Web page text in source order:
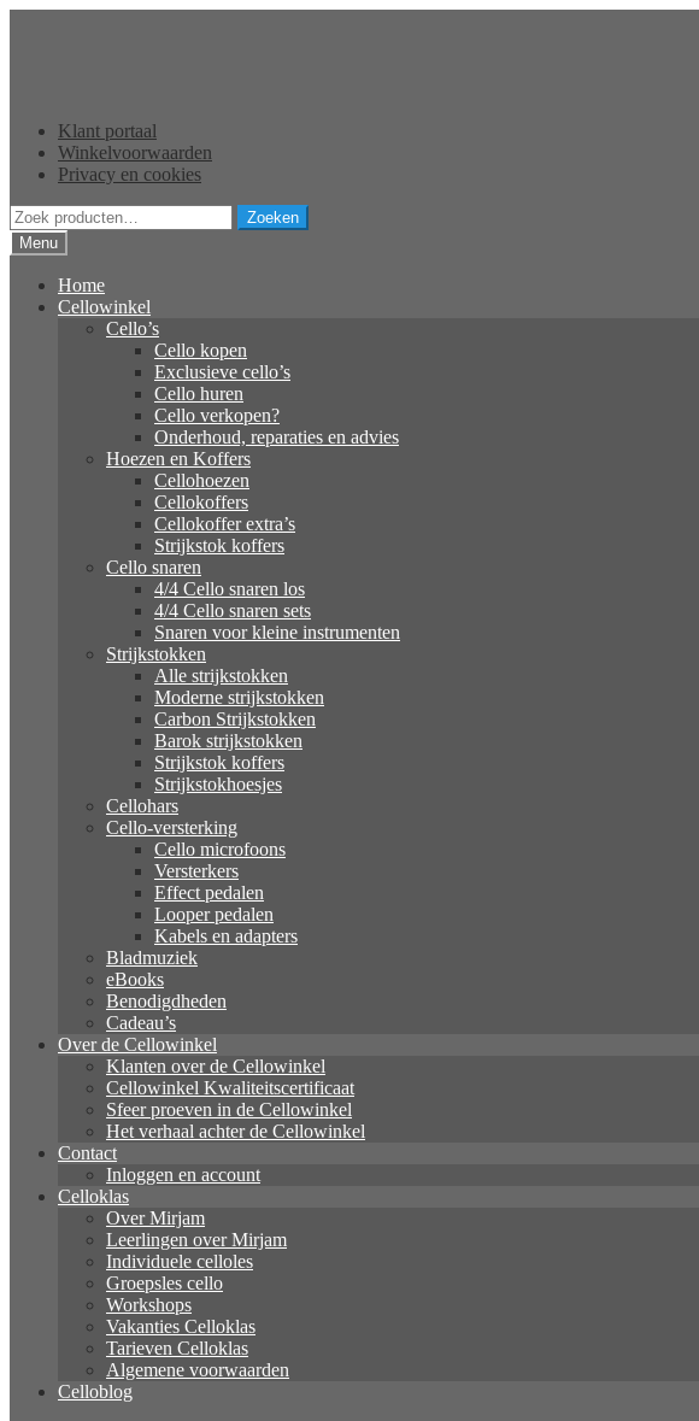
Klant portaal
Winkelvoorwaarden
Privacy en cookies
Zoeken
naar:
Zoeken
Menu
Home
Cellowinkel
Cello’s
Cello kopen
Exclusieve cello’s
Cello huren
Cello verkopen?
Onderhoud, reparaties en advies
Hoezen en Koffers
Cellohoezen
Cellokoffers
Cellokoffer extra’s
Strijkstok koffers
Cello snaren
4/4 Cello snaren los
4/4 Cello snaren sets
Snaren voor kleine instrumenten
Strijkstokken
Alle strijkstokken
Moderne strijkstokken
Carbon Strijkstokken
Barok strijkstokken
Strijkstok koffers
Strijkstokhoesjes
Cellohars
Cello-versterking
Cello microfoons
Versterkers
Effect pedalen
Looper pedalen
Kabels en adapters
Bladmuziek
eBooks
Benodigdheden
Cadeau’s
Over de Cellowinkel
Klanten over de Cellowinkel
Cellowinkel Kwaliteitscertificaat
Sfeer proeven in de Cellowinkel
Het verhaal achter de Cellowinkel
Contact
Inloggen en account
Celloklas
Over Mirjam
Leerlingen over Mirjam
Individuele celloles
Groepsles cello
Workshops
Vakanties Celloklas
Tarieven Celloklas
Algemene voorwaarden
Celloblog